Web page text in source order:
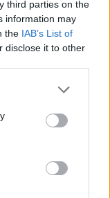
third parties on the
information may
the IAB’s List of
disclose it to other